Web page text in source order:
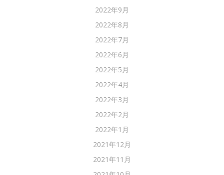
2022年9月
2022年8月
2022年7月
2022年6月
2022年5月
2022年4月
2022年3月
2022年2月
2022年1月
2021年12月
2021年11月